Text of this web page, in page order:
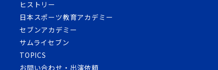
ヒストリー
日本スポーツ教育アカデミー
セブンアカデミー
サムライセブン
TOPICS
お問い合わせ・出演依頼